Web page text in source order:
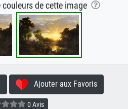
de cette image
Ajouter aux Favoris
0 Avis